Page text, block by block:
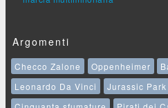
Argomenti
Checco Zalone Oppenheimer
Leonardo Da Vinci
Jurassic